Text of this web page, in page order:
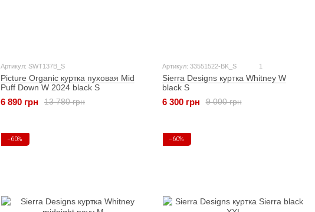
Артикул: SWT137B_S
Picture Organic куртка пуховая Mid
Puff Down W 2024 black S
13 780 грн
6 890 грн
Артикул: 33551522-BK_S 1
Sierra Designs куртка Whitney W
black S
9 000 грн
6 300 грн
−60% −60%